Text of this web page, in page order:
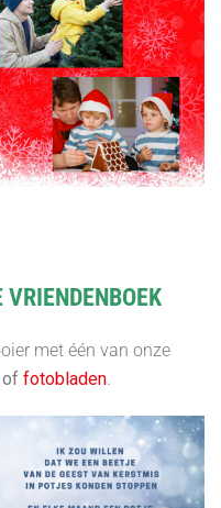
met één van onze
of fotobladen.